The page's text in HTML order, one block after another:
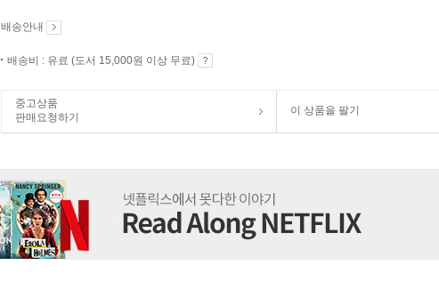
배송안내
배송비 : 유료 (도서 15,000원 이상 무료)
중고상품
판매요청하기
이 상품을 팔기